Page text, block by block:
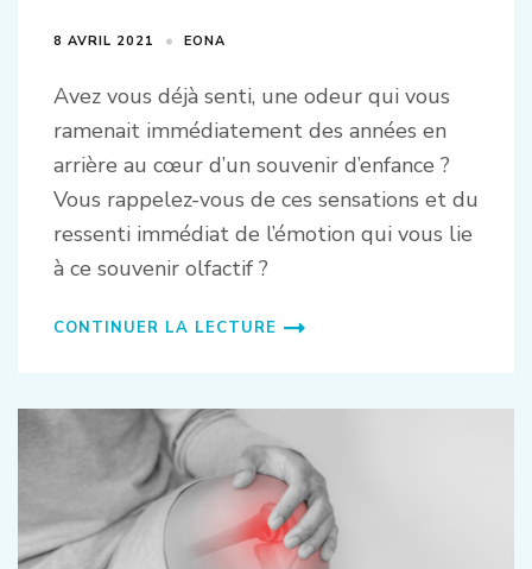
8 AVRIL 2021 EONA
Avez vous déjà senti, une odeur qui vous
ramenait immédiatement des années en
arrière au cœur d’un souvenir d’enfance ?
Vous rappelez-vous de ces sensations et du
ressenti immédiat de l’émotion qui vous lie
à ce souvenir olfactif ?
CONTINUER LA LECTURE